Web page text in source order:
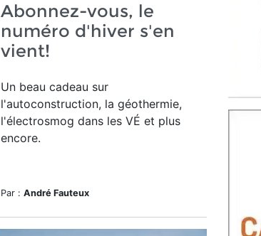
Abonnez-vous, le
numéro d'hiver s'en
vient!
Un beau cadeau sur
l'autoconstruction, la géothermie,
l'électrosmog dans les VÉ et plus
encore.
Par : André Fauteux